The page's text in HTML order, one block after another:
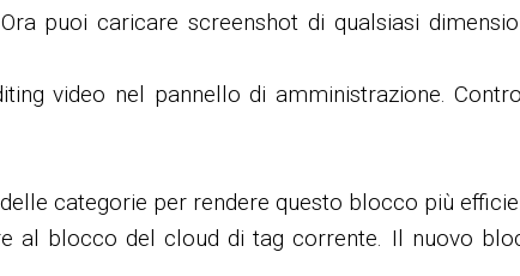
puoi caricare screenshot di qualsiasi
video nel pannello di amministrazione.
categorie per rendere questo blocco più
al blocco del cloud di tag corrente. Il nuovo